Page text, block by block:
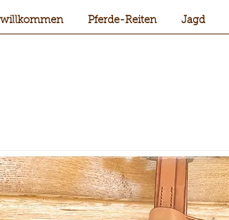
Pferde-Reiten Jagd